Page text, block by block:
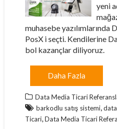
yeni
muhasebe
PosX i seçti. Kendilerine
bol kazançlar diliyoruz.
Daha Fazla
Data Media Ticari
barkodlu satış sistemi,
Ticari,Data Media Ticari